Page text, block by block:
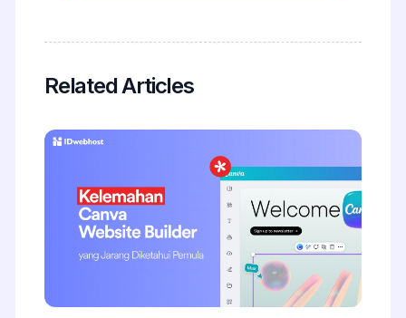
Related Articles